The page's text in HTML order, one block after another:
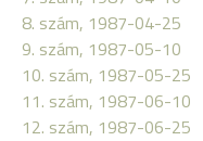
8. szám, 1987-04-25
9. szám, 1987-05-10
10. szám, 1987-05-25
11. szám, 1987-06-10
12. szám, 1987-06-25